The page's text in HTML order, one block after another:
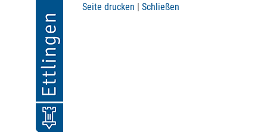
Seite drucken | Schließen